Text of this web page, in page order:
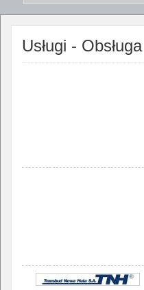
Usługi -